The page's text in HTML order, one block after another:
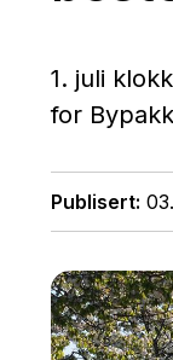
1. juli
for
Publisert